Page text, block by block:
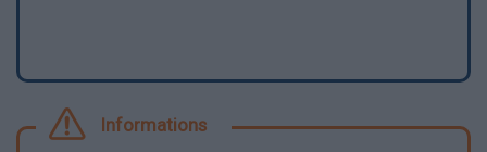
Informations